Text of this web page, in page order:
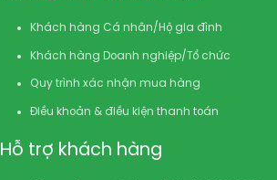
Khách hàng Cá nhân/Hộ gia đình
Khách hàng Doanh nghiệp/Tổ chức
Quy trình xác nhận mua hàng
Điều khoản & điều kiện thanh toán
Hỗ trợ khách hàng